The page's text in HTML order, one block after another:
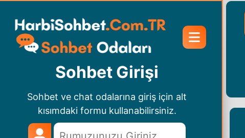
Sohbet Girişi
Sohbet ve chat odalarına giriş için alt
kısımdaki formu kullanabilirsiniz.